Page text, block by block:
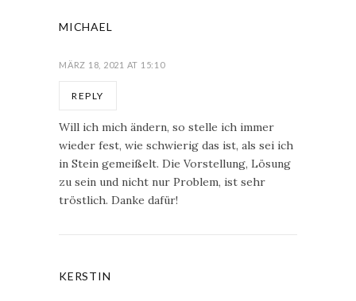
MICHAEL
MÄRZ 18, 2021 AT 15:10
REPLY
Will ich mich ändern, so stelle ich immer
wieder fest, wie schwierig das ist, als sei ich
in Stein gemeißelt. Die Vorstellung, Lösung
zu sein und nicht nur Problem, ist sehr
tröstlich. Danke dafür!
KERSTIN